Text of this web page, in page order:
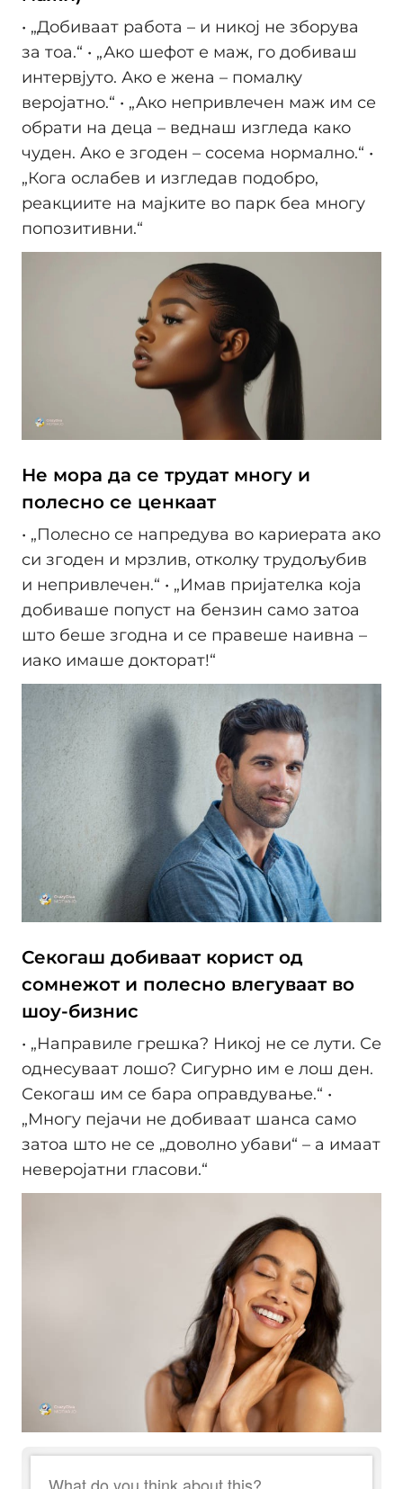
• „Добиваат работа – и никој не зборува
за тоа.“ • „Ако шефот е маж, го добиваш
интервјуто. Ако е жена – помалку
веројатно.“ • „Ако непривлечен маж им се
обрати на деца – веднаш изгледа како
чуден. Ако е згоден – сосема нормално.“ •
„Кога ослабев и изгледав подобро,
реакциите на мајките во парк беа многу
попозитивни.“
Не мора да се трудат многу и
полесно се ценкаат
• „Полесно се напредува во кариерата ако
си згоден и мрзлив, отколку трудољубив
и непривлечен.“ • „Имав пријателка која
добиваше попуст на бензин само затоа
што беше згодна и се правеше наивна –
иако имаше докторат!“
Секогаш добиваат корист од
сомнежот и полесно влегуваат во
шоу-бизнис
• „Направиле грешка? Никој не се лути. Се
однесуваат лошо? Сигурно им е лош ден.
Секогаш им се бара оправдување.“ •
„Многу пејачи не добиваат шанса само
затоа што не се „доволно убави“ – а имаат
неверојатни гласови.“